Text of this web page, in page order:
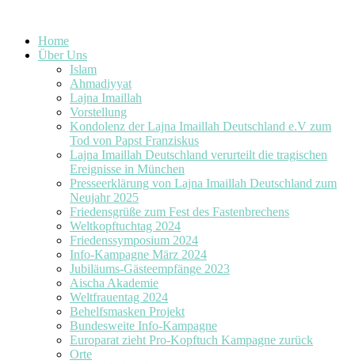
Home
Über Uns
Islam
Ahmadiyyat
Lajna Imaillah
Vorstellung
Kondolenz der Lajna Imaillah Deutschland e.V zum
Tod von Papst Franziskus
Lajna Imaillah Deutschland verurteilt die tragischen
Ereignisse in München
Presseerklärung von Lajna Imaillah Deutschland zum
Neujahr 2025
Friedensgrüße zum Fest des Fastenbrechens
Weltkopftuchtag 2024
Friedenssymposium 2024
Info-Kampagne März 2024
Jubiläums-Gästeempfänge 2023
Aischa Akademie
Weltfrauentag 2024
Behelfsmasken Projekt
Bundesweite Info-Kampagne
Europarat zieht Pro-Kopftuch Kampagne zurück
Orte